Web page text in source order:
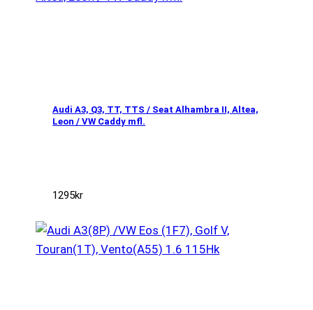
Audi A3, Q3, TT, TTS / Seat Alhambra II, Altea,
Leon / VW Caddy mfl.
1295kr